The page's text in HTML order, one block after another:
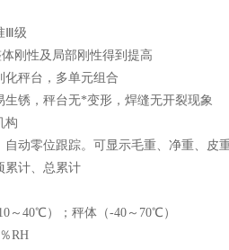
Ⅲ级
刚性及局部刚性得到提高
化秤台，多单元组合
生锈，秤台无*变形，焊缝无开裂现象
构
自动零位跟踪。可显示毛重、净重、皮
累计、总累计
～40℃）；秤体（-40～70℃）
RH